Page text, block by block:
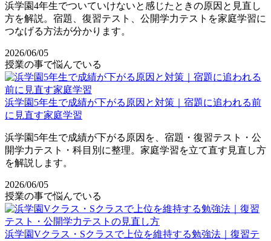
浜学園4年生でついていけないと感じたときの原因と見直し
方を解説。宿題、復習テスト、公開学力テストを家庭学習に
つなげる方法が分かります。
2026/06/05
授業の事で悩んでいる
浜学園5年生で成績が下がる原因と対策｜宿題に追われる前
に見直す家庭学習
浜学園5年生で成績が下がる原因を、宿題・復習テスト・公
開学力テスト・科目別に整理。家庭学習を立て直す見直し方
を解説します。
2026/06/05
授業の事で悩んでいる
浜学園Vクラス・Sクラスで上位を維持する勉強法｜復習テ